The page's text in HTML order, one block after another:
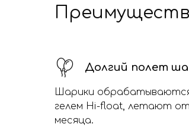
Долгий полет
Шарики
гелем Hi-float, летают
месяца.